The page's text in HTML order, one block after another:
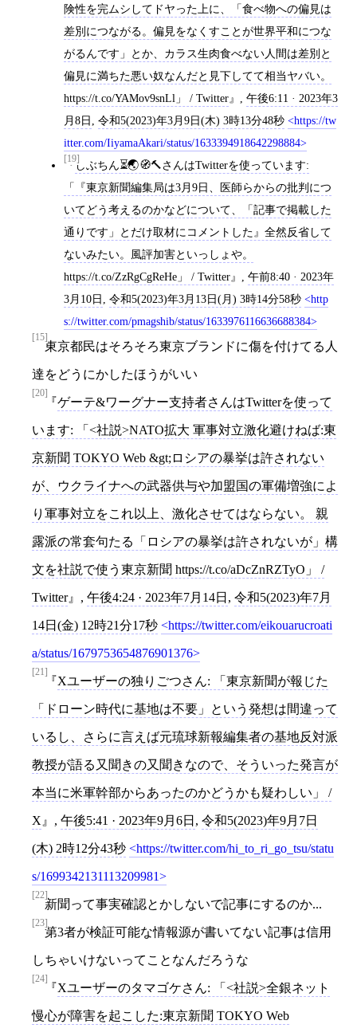
険性を完ムシしてドヤった上に、「食べ物への偏見は
差別につながる。偏見をなくすことが世界平和につな
がるんです」とか、カラス生肉食べない人間は差別と
偏見に満ちた悪い奴なんだと見下してて相当ヤバい。
https://t.co/YAMov9snLl」 / Twitter
, 午後6:11 · 2023年3
月8日, 令和5(2023)年3月9日(木) 3時13分48秒
https://tw
itter.com/IiyamaAkari/status/1633394918642298884
[19]しぶちん⏳🌏🧭🔨さんはTwitterを使っています:
「『東京新聞編集局は3月9日、医師らからの批判につ
いてどう考えるのかなどについて、「記事で掲載した
通りです」とだけ取材にコメントした』全然反省して
ないみたい。風評加害といっしょや。
https://t.co/ZzRgCgReHe」 / Twitter
, 午前8:40 · 2023年
3月10日, 令和5(2023)年3月13日(月) 3時14分58秒
http
s://twitter.com/pmagshib/status/1633976116636688384
[15]
東京都民はそろそろ東京ブランドに傷を付けてる人
達をどうにかしたほうがいい
[20]
ゲーテ&ワーグナー支持者さんはTwitterを使って
います: 「<社説>NATO拡大 軍事対立激化避けねば:東
京新聞 TOKYO Web &gt;ロシアの暴挙は許されない
が、ウクライナへの武器供与や加盟国の軍備増強によ
り軍事対立をこれ以上、激化させてはならない。 親
露派の常套句たる「ロシアの暴挙は許されないが」構
文を社説で使う東京新聞 https://t.co/aDcZnRZTyO」 /
Twitter , 午後4:24 · 2023年7月14日 , 令和5(2023)年7月
14日(金) 12時21分17秒 https://twitter.com/eikouarucroati
a/status/1679753654876901376
[21]
Xユーザーの独りごつさん: 「東京新聞が報じた
「ドローン時代に基地は不要」という発想は間違って
いるし、さらに言えば元琉球新報編集者の基地反対派
教授が語る又聞きの又聞きなので、そういった発言が
本当に米軍幹部からあったのかどうかも疑わしい」 /
X , 午後5:41 · 2023年9月6日 , 令和5(2023)年9月7日
(木) 2時12分43秒 https://twitter.com/hi_to_ri_go_tsu/statu
s/1699342131113209981
[22]
新聞って事実確認とかしないで記事にするのか...
[23]
第3者が検証可能な情報源が書いてない記事は信用
しちゃいけないってことなんだろうな
[24]
Xユーザーのタマゴケさん: 「<社説>全銀ネット
慢心が障害を起こした:東京新聞 TOKYO Web